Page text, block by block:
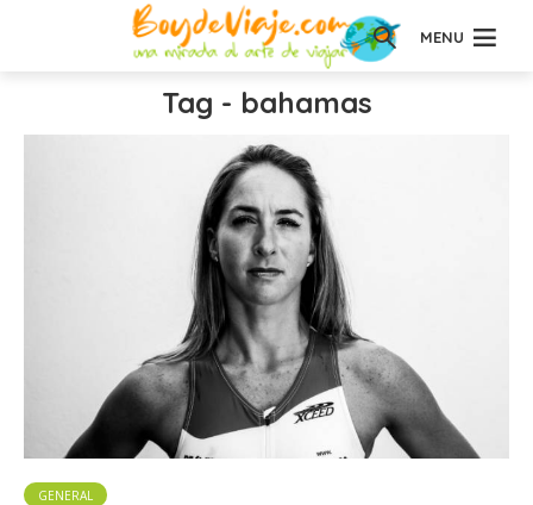
MENU
Tag - bahamas
GENERAL